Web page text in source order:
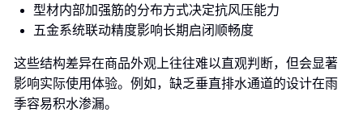
型材内部加强筋的分布方式决定抗风压能力
五金系统联动精度影响长期启闭顺畅度
这些结构差异在商品外观上往往难以直观判断，但会显著
影响实际使用体验。例如，缺乏垂直排水通道的设计在雨
季容易积水渗漏。